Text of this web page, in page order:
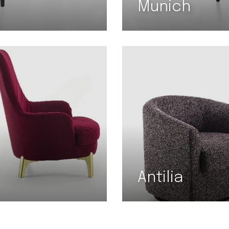
Munich
Antilia